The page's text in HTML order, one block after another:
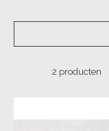
2 producten